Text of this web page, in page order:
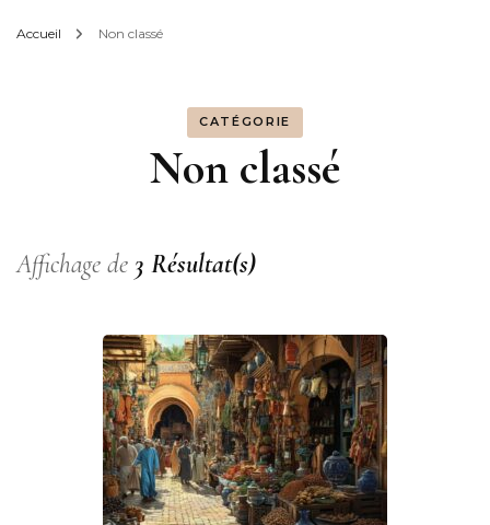
Accueil Non classé
CATÉGORIE
Non classé
Affichage de 3 Résultat(s)